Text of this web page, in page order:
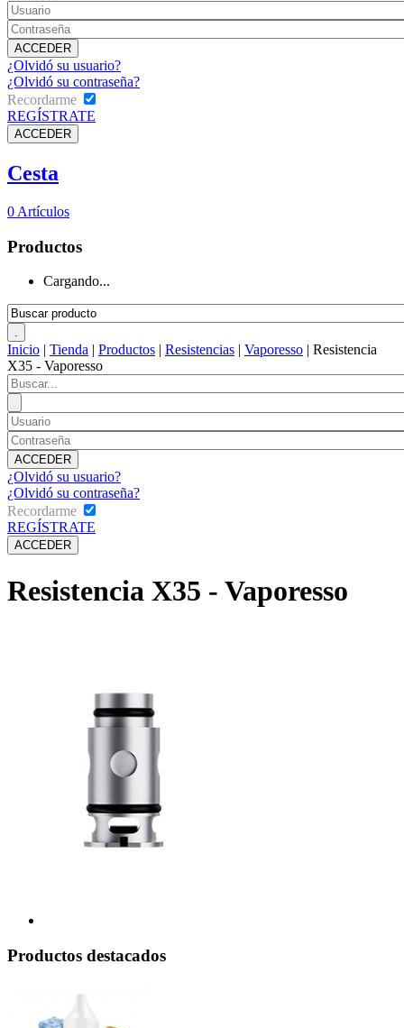
¿Olvidó su usuario?
¿Olvidó su contraseña?
Recordarme
REGÍSTRATE
Cesta
0 Artículos
Productos
Cargando...
Inicio | Tienda | Productos | Resistencias | Vaporesso | Resistencia
X35 - Vaporesso
¿Olvidó su usuario?
¿Olvidó su contraseña?
Recordarme
REGÍSTRATE
Resistencia X35 - Vaporesso
Productos destacados